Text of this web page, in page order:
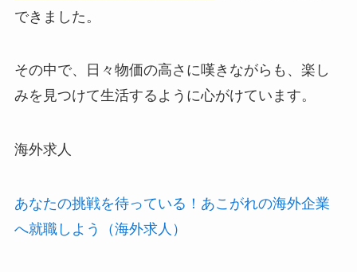
できました。
その中で、日々物価の高さに嘆きながらも、楽し
みを見つけて生活するように心がけています。
海外求人
あなたの挑戦を待っている！あこがれの海外企業
へ就職しよう（海外求人）